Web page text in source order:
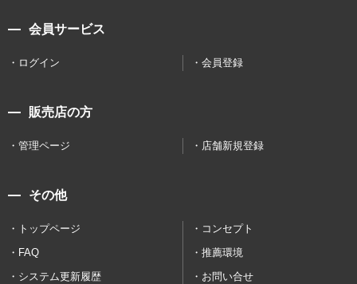
会員サービス
ログイン 会員登録
販売店の方
管理ページ 店舗新規登録
その他
トップページ
コンセプト
FAQ
推薦環境
システム更新履歴
お問い合せ